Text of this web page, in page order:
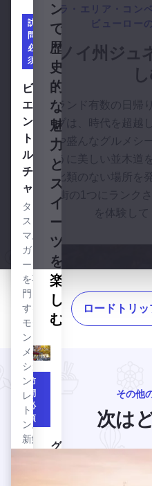
イリノイ州ジュネー
オーロラ・エリア・コン
ビューローの
イリノイ州ジュ
シカゴランド有数の日帰
ュネーブは、時代を超越
る体験や盛んなグルメシ
絵のように美しい並木道
食事で比類のない場所を
親切な街の1つにランク
を体験して
ン
で
歴
史
的
な
魅
力
と
ス
イ
ー
ツ
を
楽
し
む
訪
問
必
須
グラ
グラハムズ・ファイン・
問
必
須
ノー
シュ
2007
年以
来、
ネー
ブで
美味
しい
出来
立て
の朝
食、
ブラ
ン
チ、
ラン
チを
提供
して
い
る。
ノッシュを見る
フォ
ック
ス・
フォックス・リバー・サ
訪
問
必
須
ビ
エ
ン
ト
ル
チ
ャ
タコ
スと
マル
ガリ
ータ
を専
門と
する
モダ
ン・
メキ
シカ
ン・
レス
トラ
ン。
新鮮
ビエン・トルチャを見る
ロードトリ
その他
次は
カップル向けロマンチック